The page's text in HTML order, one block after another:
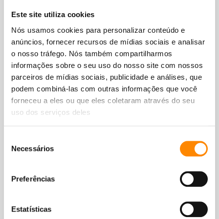
Este site utiliza cookies
Nós usamos cookies para personalizar conteúdo e
anúncios, fornecer recursos de mídias sociais e analisar
o nosso tráfego. Nós também compartilharmos
informações sobre o seu uso do nosso site com nossos
parceiros de mídias sociais, publicidade e análises, que
podem combiná-las com outras informações que você
forneceu a eles ou que eles coletaram através do seu
uso dos serviços deles
Necessários
Preferências
Estatísticas
Resort mais reservado
Conceito TUI Time To Smile
Na rede da varanda